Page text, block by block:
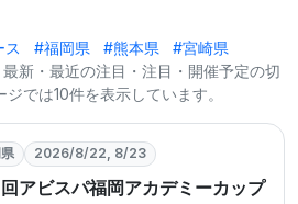
ス #福岡県 #熊本県
#宮崎県
新・最近の注目・注目・開催予定の切
では10件を表示しています。
2026/8/22, 8/23
アビスパ福岡アカデミーカップ